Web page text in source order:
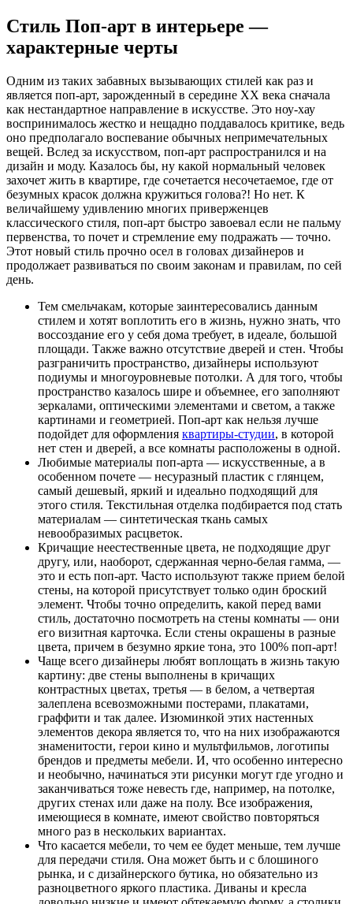
Стиль Поп-арт в интерьере —
характерные черты
Одним из таких забавных вызывающих стилей как раз и
является поп-арт, зарожденный в середине ХХ века сначала
как нестандартное направление в искусстве. Это ноу-хау
воспринималось жестко и нещадно поддавалось критике, ведь
оно предполагало воспевание обычных непримечательных
вещей. Вслед за искусством, поп-арт распространился и на
дизайн и моду. Казалось бы, ну какой нормальный человек
захочет жить в квартире, где сочетается несочетаемое, где от
безумных красок должна кружиться голова?! Но нет. К
величайшему удивлению многих приверженцев
классического стиля, поп-арт быстро завоевал если не пальму
первенства, то почет и стремление ему подражать — точно.
Этот новый стиль прочно осел в головах дизайнеров и
продолжает развиваться по своим законам и правилам, по сей
день.
Тем смельчакам, которые заинтересовались данным
стилем и хотят воплотить его в жизнь, нужно знать, что
воссоздание его у себя дома требует, в идеале, большой
площади. Также важно отсутствие дверей и стен. Чтобы
разграничить пространство, дизайнеры используют
подиумы и многоуровневые потолки. А для того, чтобы
пространство казалось шире и объемнее, его заполняют
зеркалами, оптическими элементами и светом, а также
картинами и геометрией. Поп-арт как нельзя лучше
подойдет для оформления квартиры-студии, в которой
нет стен и дверей, а все комнаты расположены в одной.
Любимые материалы поп-арта — искусственные, а в
особенном почете — несуразный пластик с глянцем,
самый дешевый, яркий и идеально подходящий для
этого стиля. Текстильная отделка подбирается под стать
материалам — синтетическая ткань самых
невообразимых расцветок.
Кричащие неестественные цвета, не подходящие друг
другу, или, наоборот, сдержанная черно-белая гамма, —
это и есть поп-арт. Часто используют также прием белой
стены, на которой присутствует только один броский
элемент. Чтобы точно определить, какой перед вами
стиль, достаточно посмотреть на стены комнаты — они
его визитная карточка. Если стены окрашены в разные
цвета, причем в безумно яркие тона, это 100% поп-арт!
Чаще всего дизайнеры любят воплощать в жизнь такую
картину: две стены выполнены в кричащих
контрастных цветах, третья — в белом, а четвертая
залеплена всевозможными постерами, плакатами,
граффити и так далее. Изюминкой этих настенных
элементов декора является то, что на них изображаются
знаменитости, герои кино и мультфильмов, логотипы
брендов и предметы мебели. И, что особенно интересно
и необычно, начинаться эти рисунки могут где угодно и
заканчиваться тоже невесть где, например, на потолке,
других стенах или даже на полу. Все изображения,
имеющиеся в комнате, имеют свойство повторяться
много раз в нескольких вариантах.
Что касается мебели, то чем ее будет меньше, тем лучше
для передачи стиля. Она может быть и с блошиного
рынка, и с дизайнерского бутика, но обязательно из
разноцветного яркого пластика. Диваны и кресла